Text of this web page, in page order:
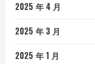
2025 年 4 月
2025 年 3 月
2025 年 1 月